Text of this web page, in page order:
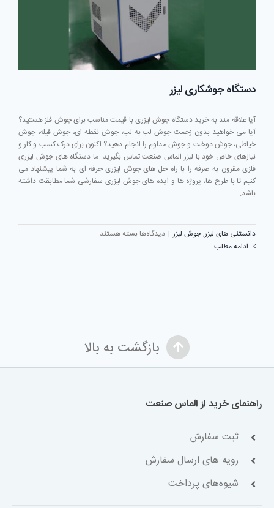
دستگاه جوشکاری لیزر
آیا علاقه مند به خرید دستگاه جوش لیزری با قیمت مناسب برای جوش فلز هستید؟
آیا می خواهید بدون زحمت جوش لب به لب، جوش نقطه ای، جوش فیله، جوش
خیاطی، جوش دوخت و جوش مداوم را انجام دهید؟ اکنون برای درک کسب و کار و
نیازهای خاص خود با لیزر الماس صنعت تماس بگیرید. ما دستگاه های جوش لیزری
فلزی مقرون به صرفه را با راه حل های جوش لیزری حرفه ای به شما پیشنهاد می
کنیم تا با طرح ها، پروژه ها و ایده های جوش لیزری سفارشی شما مطابقت داشته
باشد.
دانستنی های لیزر,جوش لیزر | دیدگاه‌ها برای
جوشکاری
بسته هستند
ادامه مطلب
بازگشت به بالا
راهنمای خرید از الماس صنعت
ثبت سفارش
رویه های ارسال سفارش
شیوه‌های پرداخت